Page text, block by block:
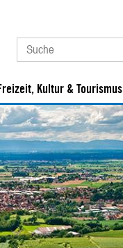
Kultur & Tourismus